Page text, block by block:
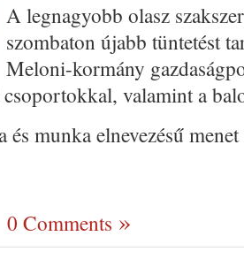
A legnagyobb olasz
szombaton újabb tüntetést
Meloni-kormány
csoportokkal, valamint a
és munka elnevezésű
0 Comments